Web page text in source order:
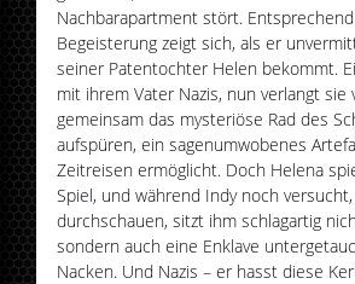
Nachbarapartment stört.
Begeisterung zeigt sich, als er
seiner Patentochter Helen bekommt.
mit ihrem Vater Nazis, nun verlangt sie
gemeinsam das mysteriöse Rad des
aufspüren, ein sagenumwobenes
Zeitreisen ermöglicht. Doch Helena
Spiel, und während Indy noch
durchschauen, sitzt ihm schlagartig
sondern auch eine Enklave
Nacken. Und Nazis – er hasst diese